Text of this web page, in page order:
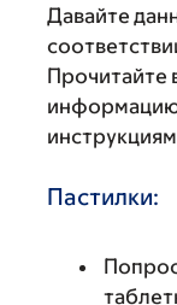
Давайте
Прочитайте
Пастилки: